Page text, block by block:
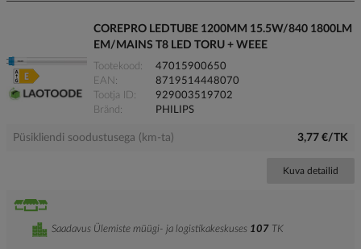
COREPRO LEDTUBE 1200MM 15.5W/840 1800LM
EM/MAINS T8 LED TORU + WEEE
Tootekood
47015900650
EAN
8719514448070
Tootja ID
929003519702
Bränd
PHILIPS
Püsikliendi soodustusega (km-ta) 3,77 €/TK
Kuva detailid
Saadavus Ülemiste müügi- ja logistikakeskuses 107 TK